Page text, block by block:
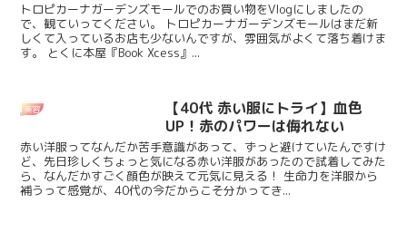
トロピカーナガーデンズモールでのお買い物をVlogにしましたの
で、観ていってください。 トロピカーナガーデンズモールはまだ新
しくて入っているお店も少ないんですが、雰囲気がよくて落ち着けま
す。 とくに本屋『Book Xcess』...
美容
【40代 赤い服にトライ】血色
UP！赤のパワーは侮れない
赤い洋服ってなんだか苦手意識があって、ずっと避けていたんですけ
ど、先日珍しくちょっと気になる赤い洋服があったので試着してみた
ら、なんだかすごく顔色が映えて元気に見える！ 生命力を洋服から
補うって感覚が、40代の今だからこそ分かってき...